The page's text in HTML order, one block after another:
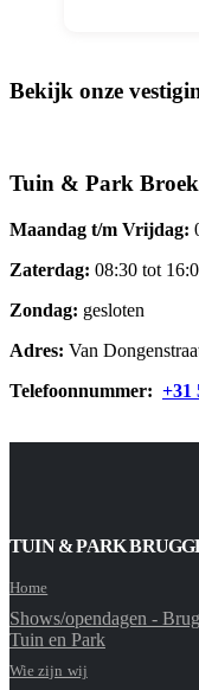
Bekijk onze
Tuin & Park
Maandag t/m Vrijdag:
Zaterdag: 08:30 tot
Zondag: gesloten
Adres: Van
Telefoonnummer: +31
TUIN & PARK
Home
Shows/opendagen -
Tuin en Park
Wie zijn wij